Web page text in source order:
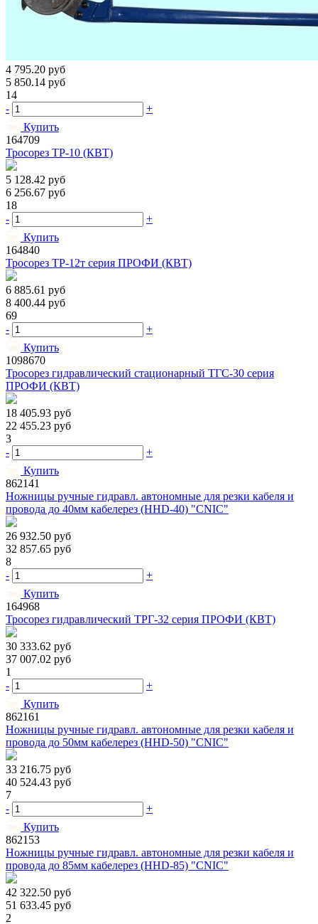
4 795.20 руб
5 850.14 руб
14
-
+
Купить
164709
Тросорез ТР-10 (КВТ)
5 128.42 руб
6 256.67 руб
18
-
+
Купить
164840
Тросорез ТР-12т серия ПРОФИ (КВТ)
6 885.61 руб
8 400.44 руб
69
-
+
Купить
1098670
Тросорез гидравлический стационарный ТГС-30 серия
ПРОФИ (КВТ)
18 405.93 руб
22 455.23 руб
3
-
+
Купить
862141
Ножницы ручные гидравл. автономные для резки кабеля и
провода до 40мм кабелерез (HHD-40) "CNIC"
26 932.50 руб
32 857.65 руб
8
-
+
Купить
164968
Тросорез гидравлический ТРГ-32 серия ПРОФИ (КВТ)
30 333.62 руб
37 007.02 руб
1
-
+
Купить
862161
Ножницы ручные гидравл. автономные для резки кабеля и
провода до 50мм кабелерез (HHD-50) "CNIC"
33 216.75 руб
40 524.43 руб
7
-
+
Купить
862153
Ножницы ручные гидравл. автономные для резки кабеля и
провода до 85мм кабелерез (HHD-85) "CNIC"
42 322.50 руб
51 633.45 руб
2